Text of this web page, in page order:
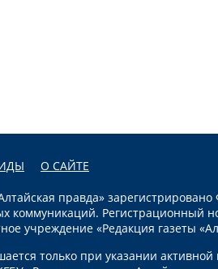
О САЙТЕ
правда»
коммуникаций. Регистрационный
учреждение «Редакция газеты
только при указании